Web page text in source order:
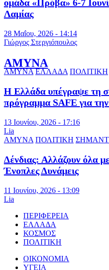
ομάδα «Πρόβα» 6-7
Λαμίας
28 Μαΐου, 2026 - 14:14
Γιώργος Στεργιόπουλος
ΑΜΥΝΑ
ΑΜΥΝΑ ΕΛΛΑΔΑ ΠΟΛΙΤΙΚΗ
Η Ελλάδα υπέγραψε τη
πρόγραμμα SAFE για
13 Ιουνίου, 2026 - 17:16
Lia
ΑΜΥΝΑ ΠΟΛΙΤΙΚΗ
Δένδιας: Αλλάζουν όλα
Ένοπλες Δυνάμεις
11 Ιουνίου, 2026 - 13:09
Lia
ΠΕΡΙΦΕΡΕΙΑ
ΕΛΛΑΔΑ
ΚΟΣΜΟΣ
ΠΟΛΙΤΙΚΗ
ΟΙΚΟΝΟΜΙΑ
ΥΓΕΙΑ